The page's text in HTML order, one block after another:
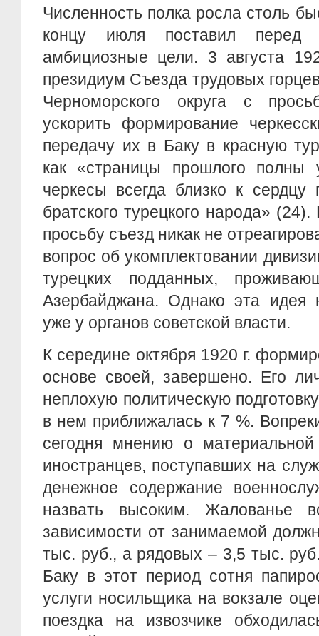
Численность полка росла столь
концу июля поставил
амбициозные цели. 3 августа
президиум Съезда трудовых
Черноморского округа с
ускорить формирование
передачу их в Баку в красную
как «страницы прошлого полны
черкесы всегда близко к
братского турецкого народа»
просьбу съезд никак не
вопрос об укомплектовании
турецких подданных,
Азербайджана. Однако эта идея
уже у органов советской власти.
К середине октября 1920 г.
основе своей, завершено. Его
неплохую политическую
в нем приближалась к 7 %.
сегодня мнению о материальной
иностранцев, поступавших на
денежное содержание
назвать высоким. Жалованье
зависимости от занимаемой
тыс. руб., а рядовых – 3,5 тыс.
Баку в этот период сотня
услуги носильщика на вокзале
поездка на извозчике